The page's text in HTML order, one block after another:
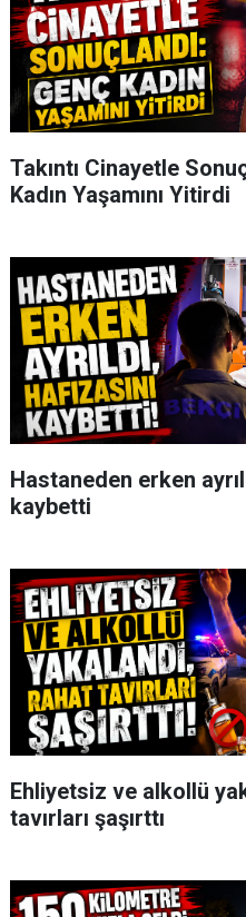
Takıntı Cinayetle
Kadın Yaşamını Yitirdi
Hastaneden erken
kaybetti
Ehliyetsiz ve alkollü
tavırları şaşırttı